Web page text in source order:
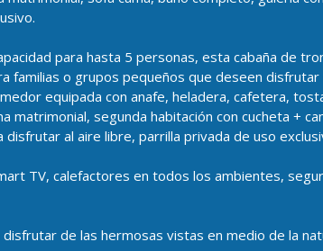
para hasta 5 personas, esta cabaña de
familias o grupos pequeños que deseen
equipada con anafe, heladera, cafetera,
matrimonial, segunda habitación con cucheta +
al aire libre, parrilla privada de uso
TV, calefactores en todos los ambientes,
de las hermosas vistas en medio de la